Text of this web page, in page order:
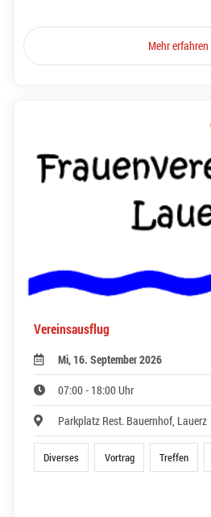
Mehr erfahren
Vereinsausflug
Mi, 16. September 2026
07:00 - 18:00 Uhr
Parkplatz Rest. Bauernhof, Lauerz
Diverses Vortrag Treffen